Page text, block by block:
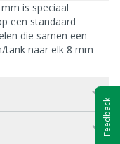
is speciaal
een standaard
die samen een
tank naar elk 8 mm
Feedback